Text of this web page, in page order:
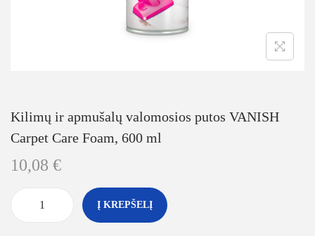
Kilimų ir apmušalų valomosios putos VANISH
Carpet Care Foam, 600 ml
10,08 €
Į KREPŠELĮ